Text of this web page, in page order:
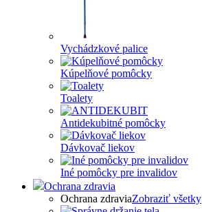
Vychádzkové palice
Kúpelňové pomôcky
Toalety
Antidekubitné pomôcky
Dávkovač liekov
Iné pomôcky pre invalidov
Ochrana zdravia
Ochrana zdraviaZobraziť všetky